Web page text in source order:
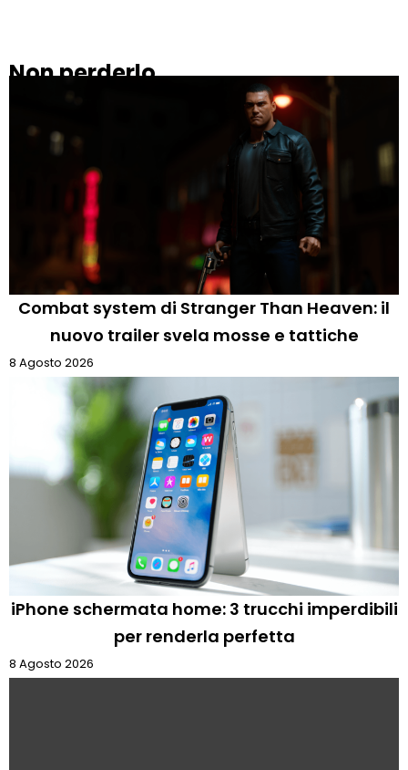
Non perderlo
Combat system di Stranger Than Heaven: il
nuovo trailer svela mosse e tattiche
8 Agosto 2026
iPhone schermata home: 3 trucchi imperdibili
per renderla perfetta
8 Agosto 2026